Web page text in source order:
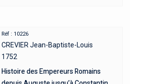
Réf : 10226
CREVIER Jean-Baptiste-Louis
1752
Histoire des Empereurs Romains